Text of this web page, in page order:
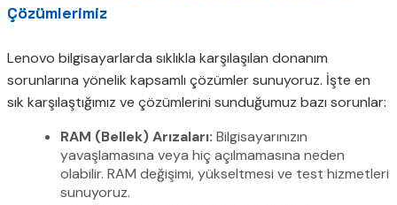
Çözümlerimiz
Lenovo bilgisayarlarda sıklıkla karşılaşılan donanım
sorunlarına yönelik kapsamlı çözümler sunuyoruz. İşte en
sık karşılaştığımız ve çözümlerini sunduğumuz bazı sorunlar:
RAM (Bellek) Arızaları: Bilgisayarınızın
yavaşlamasına veya hiç açılmamasına neden
olabilir. RAM değişimi, yükseltmesi ve test hizmetleri
sunuyoruz.